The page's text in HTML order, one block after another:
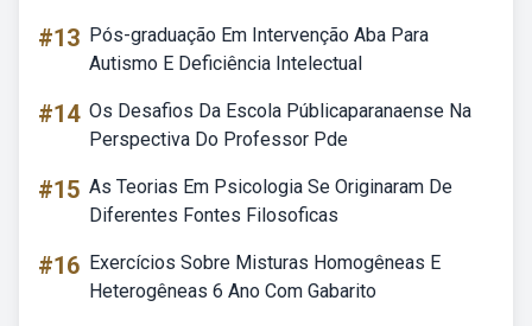
#13 Pós-graduação Em Intervenção Aba Para
Autismo E Deficiência Intelectual
#14 Os Desafios Da Escola Públicaparanaense Na
Perspectiva Do Professor Pde
#15 As Teorias Em Psicologia Se Originaram De
Diferentes Fontes Filosoficas
#16 Exercícios Sobre Misturas Homogêneas E
Heterogêneas 6 Ano Com Gabarito